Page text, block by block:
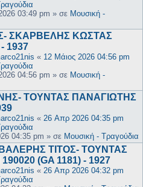
03:49 pm » σε Μουσική -
ΣΚΑΡΒΕΛΗΣ ΚΩΣΤΑΣ
1937
« 12 Μάιος 2026 04:56 pm
04:56 pm » σε Μουσική -
ΤΟΥΝΤΑΣ ΠΑΝΑΓΙΩΤΗΣ
« 26 Απρ 2026 04:35 pm
04:35 pm » σε Μουσική - Τραγούδια
ΤΙΤΟΣ- ΤΟΥΝΤΑΣ
(GA 1181) - 1927
« 26 Απρ 2026 04:32 pm